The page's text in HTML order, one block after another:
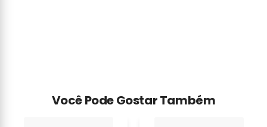
Você Pode Gostar Também